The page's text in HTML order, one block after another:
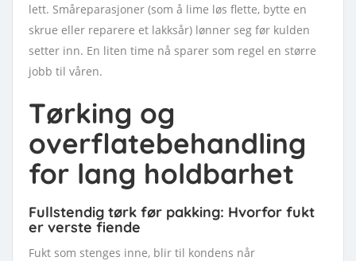
lett. Småreparasjoner (som å lime løs flette, bytte en
skrue eller reparere et lakksår) lønner seg før kulden
setter inn. En liten time nå sparer som regel en større
jobb til våren.
Tørking og
overflatebehandling
for lang holdbarhet
Fullstendig tørk før pakking: Hvorfor fukt
er verste fiende
Fukt som stenges inne, blir til kondens når